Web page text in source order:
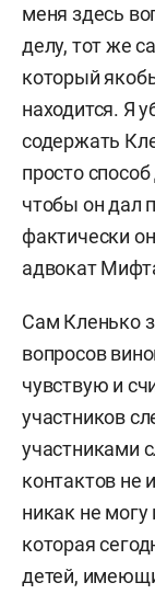
меня здесь
делу, тот же
который
находится. Я
содержать
просто
чтобы он дал
фактически
адвокат
Сам Кленько
вопросов
чувствую и
участников
участниками
контактов не
никак не
которая
детей,